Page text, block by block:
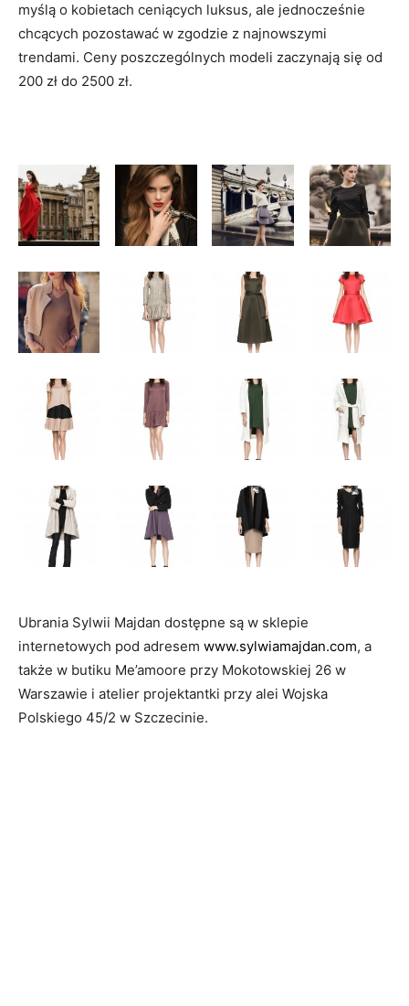
myślą o kobietach ceniących luksus, ale jednocześnie
chcących pozostawać w zgodzie z najnowszymi
trendami. Ceny poszczególnych modeli zaczynają się od
200 zł do 2500 zł.
Ubrania Sylwii Majdan dostępne są w sklepie
internetowych pod adresem www.sylwiamajdan.com, a
także w butiku Me’amoore przy Mokotowskiej 26 w
Warszawie i atelier projektantki przy alei Wojska
Polskiego 45/2 w Szczecinie.